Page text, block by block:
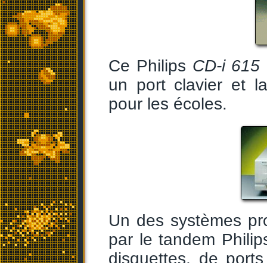
Ce Philips CD-i 615
un port clavier et
pour les écoles.
Un des systèmes
par le tandem
disquettes, de